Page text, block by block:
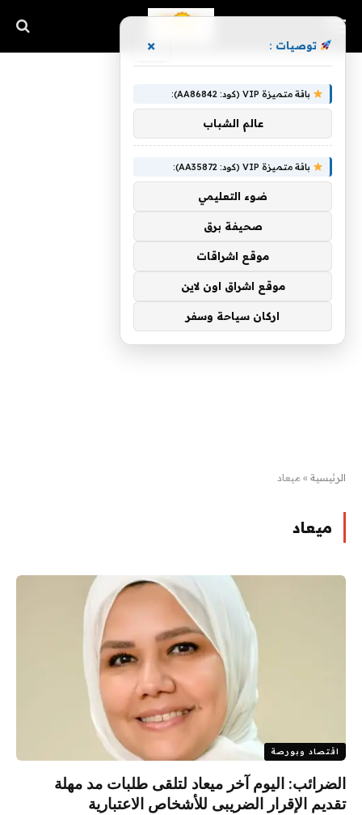
الرئيسية » ميعاد
ميعاد
اقتصاد وبورصة
الضرائب: اليوم آخر ميعاد لتلقى طلبات مد مهلة
تقديم الإقرار الضريبى للأشخاص الاعتبارية
توصيات : ×
باقة متميزة VIP (كود: AA86842):
عالم الشباب
باقة متميزة VIP (كود: AA35872):
ضوء التعليمي
صحيفة برق
موقع اشراقات
موقع اشراق اون لاين
اركان سياحة وسفر